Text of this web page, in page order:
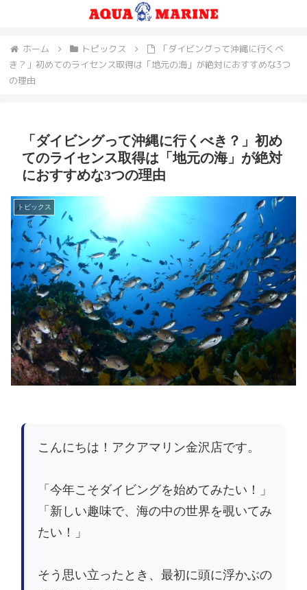
ホーム トピックス
「ダイビングって沖縄に行くべ
き？」初めてのライセンス取得は「地元の海」が絶対におすすめな3つ
の理由
「ダイビングって沖縄に行くべき？」初め
てのライセンス取得は「地元の海」が絶対
におすすめな3つの理由
トピックス
こんにちは！アクアマリン金沢店です。
「今年こそダイビングを始めてみたい！」
「新しい趣味で、海の中の世界を覗いてみ
たい！」
そう思い立ったとき、最初に頭に浮かぶの